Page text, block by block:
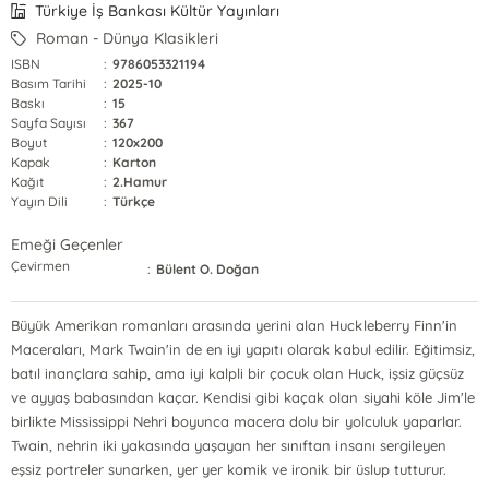
Türkiye İş Bankası Kültür Yayınları
Roman - Dünya Klasikleri
ISBN : 9786053321194
Basım Tarihi
: 2025-10
Baskı
: 15
Sayfa Sayısı
: 367
Boyut
: 120x200
Kapak
: Karton
Kağıt
: 2.Hamur
Yayın Dili
: Türkçe
Emeği Geçenler
Çevirmen : Bülent O. Doğan
Büyük Amerikan romanları arasında yerini alan Huckleberry Finn'in
Maceraları, Mark Twain'in de en iyi yapıtı olarak kabul edilir. Eğitimsiz,
batıl inançlara sahip, ama iyi kalpli bir çocuk olan Huck, işsiz güçsüz
ve ayyaş babasından kaçar. Kendisi gibi kaçak olan siyahi köle Jim'le
birlikte Mississippi Nehri boyunca macera dolu bir yolculuk yaparlar.
Twain, nehrin iki yakasında yaşayan her sınıftan insanı sergileyen
eşsiz portreler sunarken, yer yer komik ve ironik bir üslup tutturur.